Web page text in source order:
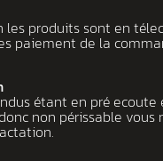
les produits sont en
paiement de la
étant en pré ecoute
non périssable vous